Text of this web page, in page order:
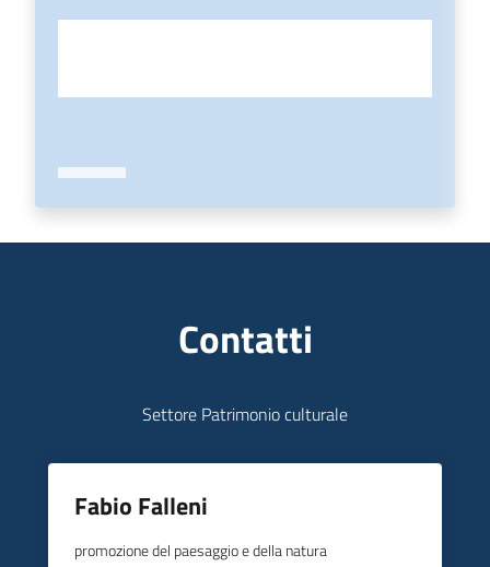
Contatti
Settore Patrimonio culturale
Fabio Falleni
promozione del paesaggio e della natura